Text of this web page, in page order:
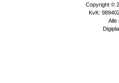
Copyright ©
KvK:
Alle